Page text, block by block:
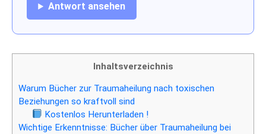
Antwort ansehen
Inhaltsverzeichnis
Warum Bücher zur Traumaheilung nach toxischen
Beziehungen so kraftvoll sind
Kostenlos Herunterladen !
Wichtige Erkenntnisse: Bücher über Traumaheilung bei